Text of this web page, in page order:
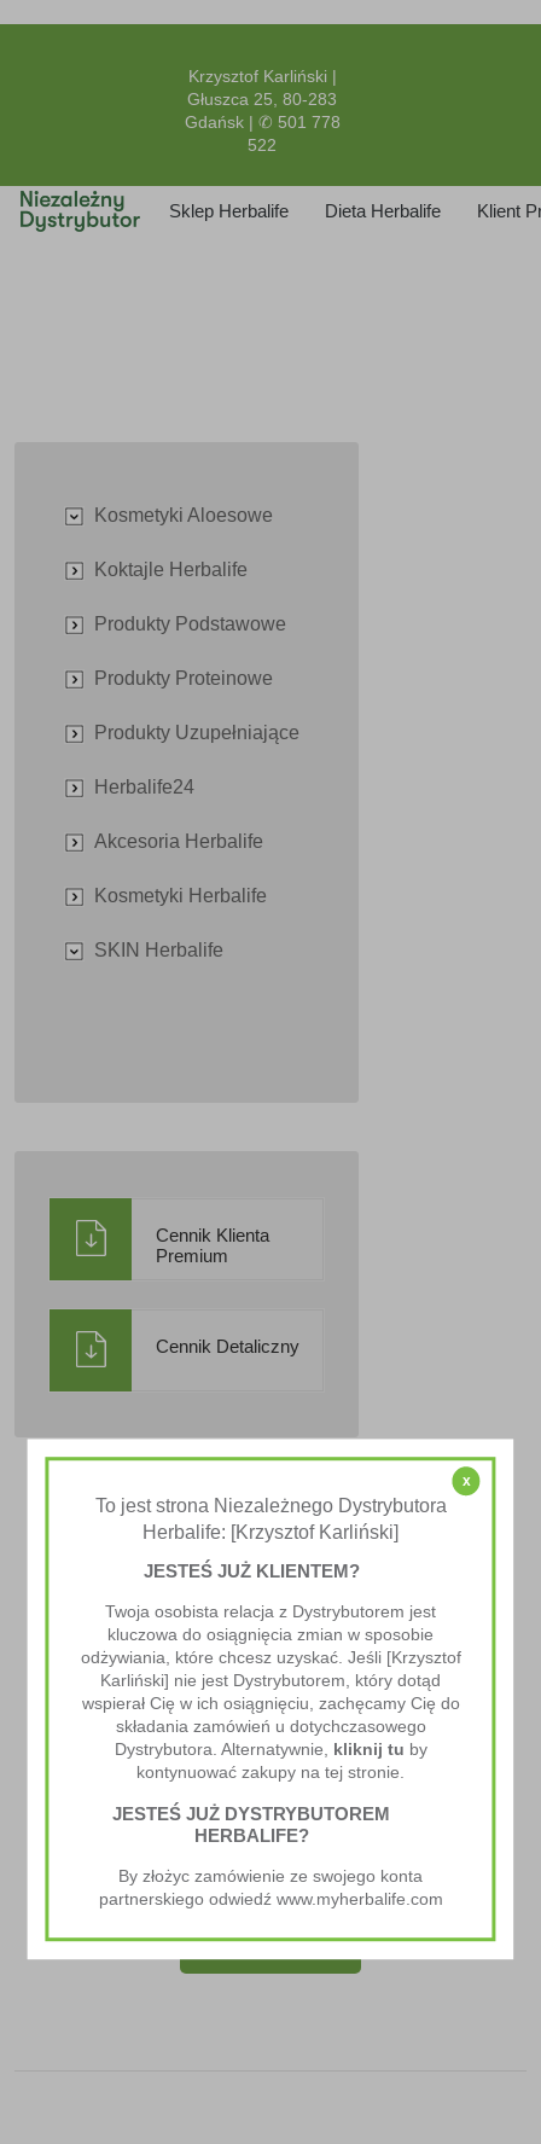
Krzysztof Karliński |
Głuszca 25, 80-283
Gdańsk | ✆ 501 778
522
Sklep Herbalife Dieta Herbalife Klient
Kosmetyki Aloesowe
Koktajle Herbalife
Produkty Podstawowe
Produkty Proteinowe
Produkty Uzupełniające
Herbalife24
Akcesoria Herbalife
Kosmetyki Herbalife
SKIN Herbalife
Cennik Klienta
Premium
Cennik Detaliczny
Pudełko Na Tabletki
7.00zł– 10.00zł
x
To jest strona Niezależnego Dystrybutora
Herbalife: [Krzysztof Karliński]
JESTEŚ JUŻ KLIENTEM?
Twoja osobista relacja z Dystrybutorem jest
kluczowa do osiągnięcia zmian w sposobie
odżywiania, które chcesz uzyskać. Jeśli [Krzysztof
Karliński] nie jest Dystrybutorem, który dotąd
wspierał Cię w ich osiągnięciu, zachęcamy Cię do
składania zamówień u dotychczasowego
Dystrybutora. Alternatywnie, kliknij tu by
kontynuować zakupy na tej stronie.
JESTEŚ JUŻ DYSTRYBUTOREM
HERBALIFE?
By złożyc zamówienie ze swojego konta
partnerskiego odwiedź www.myherbalife.com